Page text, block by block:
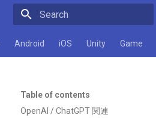
Android iOS Unity Game
Table of contents
OpenAI / ChatGPT 関連